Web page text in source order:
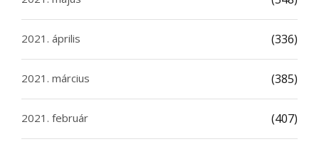
2021. április (336)
2021. március (385)
2021. február (407)